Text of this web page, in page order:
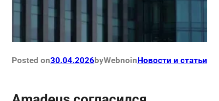
Posted on30.04.2026byWebnoinНовости и статьи